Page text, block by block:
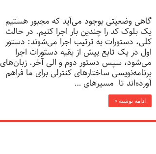
گاهی وضعیتی بوجود می‌آید که مجبور هستیم
یک بلوک کد را چندین بار اجرا کنیم. در حالت
کلی، دستورات به ترتیب اجرا می‌شوند: دستور
اول در یک تابع پیش از بقیه دستورات اجرا
می‌شود، سپس دستور دوم و الی آخر. زبان‌های
برنامه‌نویسی ساختارهای کنترلی برای ما فراهم
آورده‌اند تا مسیرهای …
ادامه نوشته »